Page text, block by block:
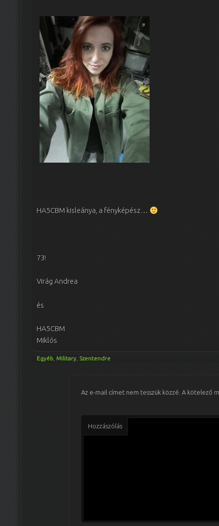
HA5CBM kisleánya, a fényképész…
73!
Virág Andrea
és
HA5CBM
Miklós
Egyéb Military Szentendre
Az e-mail címet nem tesszük közzé. A kötelező
Hozzászólás